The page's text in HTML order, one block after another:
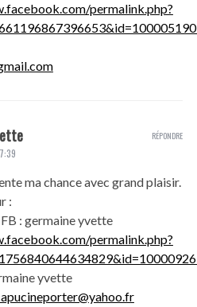
permalink.php?
ma chance avec grand plaisir.
:
: germaine yvette
permalink.php?
yvette
RÉPONDRE